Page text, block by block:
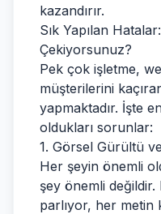
kazandırır.
Sık Yapılan
Çekiyorsunuz?
Pek çok işletme,
müşterilerini
yapmaktadır. İşte
oldukları sorunlar:
1. Görsel Gürültü
Her şeyin önemli
şey önemli
parlıyor, her metin